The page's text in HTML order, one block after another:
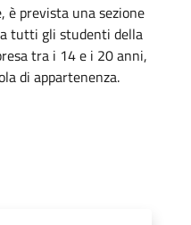
è prevista una sezione
tutti gli studenti della
tra i 14 e i 20 anni,
di appartenenza.